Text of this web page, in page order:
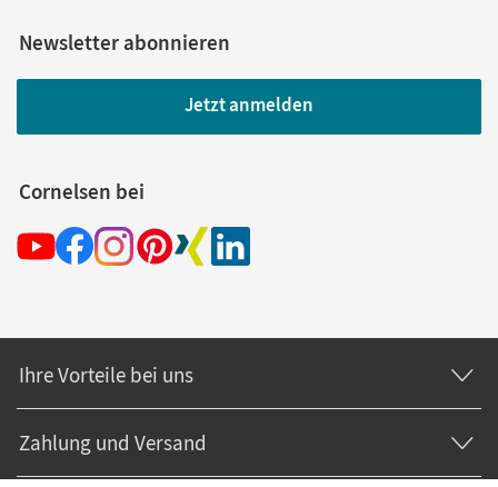
Newsletter abonnieren
Jetzt anmelden
Cornelsen bei
Ihre Vorteile bei uns
Zahlung und Versand